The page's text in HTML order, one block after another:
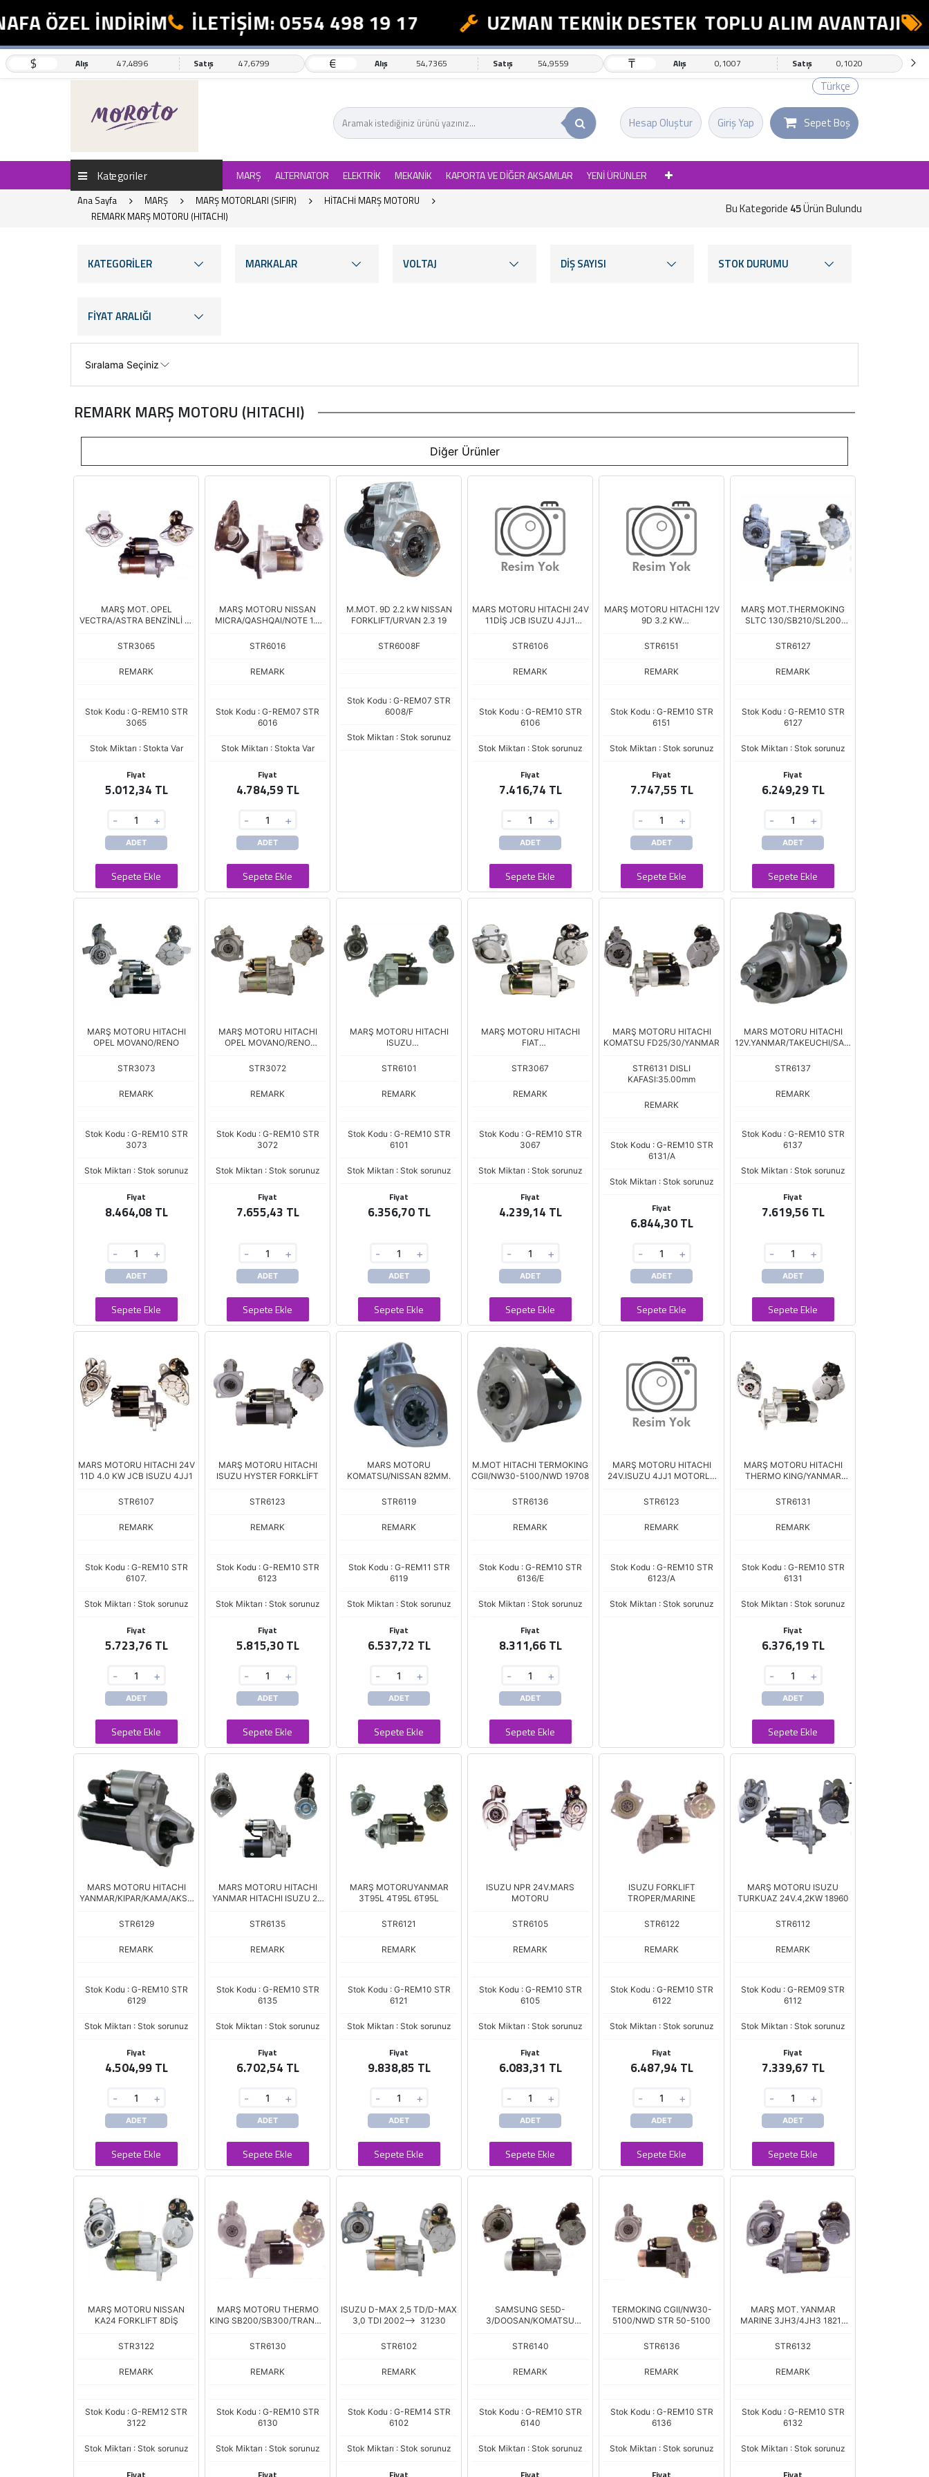
İNDİRİM İLETİŞİM: 0554 498 19 17 UZMAN TEKNİK DESTEK TOPLU ALIM AVANTAJI
$ Alış 47,4896 Satış 47,6799 € Alış 54,7365 Satış 54,9559 ₸ Alış 0,1007 Satış 0,1020
Türkçe
Giriş Yap
Hesap Oluştur Sepet Boş
Kategoriler MARŞ ALTERNATOR ELEKTRİK MEKANİK KAPORTA VE DİĞER AKSAMLAR YENİ ÜRÜNLER
Ana Sayfa MARŞ MARŞ MOTORLARI (SIFIR)
HİTACHİ MARŞ MOTORU
REMARK MARŞ MOTORU (HITACHI)
Bu Kategoride 45Ürün Bulundu
KATEGORİLER MARKALAR VOLTAJ DİŞ SAYISI STOK DURUMU
FİYAT ARALIĞI
REMARK MARŞ MOTORU (HITACHI)
Diğer Ürünler
MARŞ MOT. OPEL
VECTRA/ASTRA BENZİNLİ 11
STR3065
REMARK
Stok Kodu : G-REM10 STR
3065
Stok Miktarı : Stokta Var
Fiyat
5.012,34 TL
- +
ADET
Sepete Ekle
MARŞ MOTORU NISSAN
MICRA/QASHQAI/NOTE 1.6
STR6016
REMARK
Stok Kodu : G-REM07 STR
6016
Stok Miktarı : Stokta Var
Fiyat
4.784,59 TL
- +
ADET
Sepete Ekle
M.MOT. 9D 2.2 kW NISSAN
FORKLIFT/URVAN 2.3 19
STR6008F
Stok Kodu : G-REM07 STR
6008/F
Stok Miktarı : Stok sorunuz
MARS MOTORU HITACHI 24V
11DİŞ JCB ISUZU 4JJ1
STR6106
REMARK
Stok Kodu : G-REM10 STR
6106
Stok Miktarı : Stok sorunuz
Fiyat
7.416,74 TL
- +
ADET
Sepete Ekle
MARŞ MOTORU HITACHI 12V
9D 3.2 KW
STR6151
REMARK
Stok Kodu : G-REM10 STR
6151
Stok Miktarı : Stok sorunuz
Fiyat
7.747,55 TL
- +
ADET
Sepete Ekle
MARŞ MOT.THERMOKING
SLTC 130/SB210/SL200
STR6127
REMARK
Stok Kodu : G-REM10 STR
6127
Stok Miktarı : Stok sorunuz
Fiyat
6.249,29 TL
- +
ADET
Sepete Ekle
MARŞ MOTORU HITACHI
OPEL MOVANO/RENO
STR3073
REMARK
Stok Kodu : G-REM10 STR
3073
Stok Miktarı : Stok sorunuz
Fiyat
8.464,08 TL
- +
ADET
Sepete Ekle
MARŞ MOTORU HITACHI
OPEL MOVANO/RENO
STR3072
REMARK
Stok Kodu : G-REM10 STR
3072
Stok Miktarı : Stok sorunuz
Fiyat
7.655,43 TL
- +
ADET
Sepete Ekle
MARŞ MOTORU HITACHI
ISUZU
STR6101
REMARK
Stok Kodu : G-REM10 STR
6101
Stok Miktarı : Stok sorunuz
Fiyat
6.356,70 TL
- +
ADET
Sepete Ekle
MARŞ MOTORU HITACHI
FIAT
STR3067
REMARK
Stok Kodu : G-REM10 STR
3067
Stok Miktarı : Stok sorunuz
Fiyat
4.239,14 TL
- +
ADET
Sepete Ekle
MARŞ MOTORU HITACHI
KOMATSU FD25/30/YANMAR
STR6131 DISLI
KAFASI:35.00mm
REMARK
Stok Kodu : G-REM10 STR
6131/A
Stok Miktarı : Stok sorunuz
Fiyat
6.844,30 TL
- +
ADET
Sepete Ekle
MARS MOTORU HITACHI
12V.YANMAR/TAKEUCHI/SAM
STR6137
REMARK
Stok Kodu : G-REM10 STR
6137
Stok Miktarı : Stok sorunuz
Fiyat
7.619,56 TL
- +
ADET
Sepete Ekle
MARS MOTORU HITACHI 24V
11D 4.0 KW JCB ISUZU 4JJ1
STR6107
REMARK
Stok Kodu : G-REM10 STR
6107.
Stok Miktarı : Stok sorunuz
Fiyat
5.723,76 TL
- +
ADET
Sepete Ekle
MARŞ MOTORU HITACHI
ISUZU HYSTER FORKLİFT
STR6123
REMARK
Stok Kodu : G-REM10 STR
6123
Stok Miktarı : Stok sorunuz
Fiyat
5.815,30 TL
- +
ADET
Sepete Ekle
MARS MOTORU
KOMATSU/NISSAN 82MM.
STR6119
REMARK
Stok Kodu : G-REM11 STR
6119
Stok Miktarı : Stok sorunuz
Fiyat
6.537,72 TL
- +
ADET
Sepete Ekle
M.MOT HITACHI TERMOKING
CGII/NW30-5100/NWD 19708
STR6136
REMARK
Stok Kodu : G-REM10 STR
6136/E
Stok Miktarı : Stok sorunuz
Fiyat
8.311,66 TL
- +
ADET
Sepete Ekle
MARŞ MOTORU HITACHI
24V.ISUZU 4JJ1 MOTORLU
STR6123
REMARK
Stok Kodu : G-REM10 STR
6123/A
Stok Miktarı : Stok sorunuz
MARŞ MOTORU HITACHI
THERMO KING/YANMAR
STR6131
REMARK
Stok Kodu : G-REM10 STR
6131
Stok Miktarı : Stok sorunuz
Fiyat
6.376,19 TL
- +
ADET
Sepete Ekle
MARS MOTORU HITACHI
YANMAR/KIPAR/KAMA/AKSA
STR6129
REMARK
Stok Kodu : G-REM10 STR
6129
Stok Miktarı : Stok sorunuz
Fiyat
4.504,99 TL
- +
ADET
Sepete Ekle
MARS MOTORU HITACHI
YANMAR HITACHI ISUZU 20
STR6135
REMARK
Stok Kodu : G-REM10 STR
6135
Stok Miktarı : Stok sorunuz
Fiyat
6.702,54 TL
- +
ADET
Sepete Ekle
MARŞ MOTORUYANMAR
3T95L 4T95L 6T95L
STR6121
REMARK
Stok Kodu : G-REM10 STR
6121
Stok Miktarı : Stok sorunuz
Fiyat
9.838,85 TL
- +
ADET
Sepete Ekle
ISUZU NPR 24V.MARS
MOTORU
STR6105
REMARK
Stok Kodu : G-REM10 STR
6105
Stok Miktarı : Stok sorunuz
Fiyat
6.083,31 TL
- +
ADET
Sepete Ekle
ISUZU FORKLIFT
TROPER/MARINE
STR6122
REMARK
Stok Kodu : G-REM10 STR
6122
Stok Miktarı : Stok sorunuz
Fiyat
6.487,94 TL
- +
ADET
Sepete Ekle
MARŞ MOTORU ISUZU
TURKUAZ 24V.4,2KW 18960
STR6112
REMARK
Stok Kodu : G-REM09 STR
6112
Stok Miktarı : Stok sorunuz
Fiyat
7.339,67 TL
- +
ADET
Sepete Ekle
MARŞ MOTORU NISSAN
KA24 FORKLIFT 8DİŞ
STR3122
REMARK
Stok Kodu : G-REM12 STR
3122
Stok Miktarı : Stok sorunuz
MARŞ MOTORU THERMO
KING SB200/SB300/TRANSC
STR6130
REMARK
Stok Kodu : G-REM10 STR
6130
Stok Miktarı : Stok sorunuz
ISUZU D-MAX 2,5 TD/D-MAX
3,0 TDI 2002--> 31230
STR6102
REMARK
Stok Kodu : G-REM14 STR
6102
Stok Miktarı : Stok sorunuz
SAMSUNG SE5D-
3/DOOSAN/KOMATSU
STR6140
REMARK
Stok Kodu : G-REM10 STR
6140
Stok Miktarı : Stok sorunuz
TERMOKING CGII/NW30-
5100/NWD STR 50-5100
STR6136
REMARK
Stok Kodu : G-REM10 STR
6136
Stok Miktarı : Stok sorunuz
MARŞ MOT. YANMAR
MARINE 3JH3/4JH3 18218
STR6132
REMARK
Stok Kodu : G-REM10 STR
6132
Stok Miktarı : Stok sorunuz